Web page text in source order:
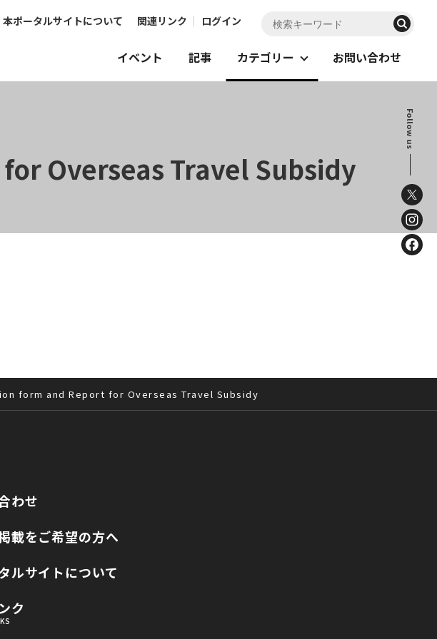
本ポータルサイトについて 関連リンク ログイン
イベント 記事 カテゴリー お問い合わせ
Overseas Travel Subsidy
form and Report for Overseas Travel Subsidy
Follow us
わせ
載をご希望の方へ
ルサイトについて
ク